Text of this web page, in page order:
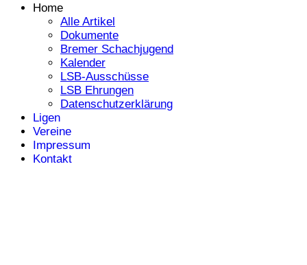
Home
Alle Artikel
Dokumente
Bremer Schachjugend
Kalender
LSB-Ausschüsse
LSB Ehrungen
Datenschutzerklärung
Ligen
Vereine
Impressum
Kontakt